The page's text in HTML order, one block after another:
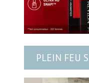
PLEIN FEU